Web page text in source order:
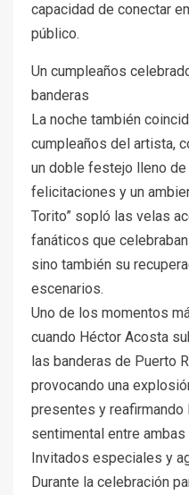
capacidad de conectar
público.
Un cumpleaños
banderas
La noche también
cumpleaños del artista,
un doble festejo lleno
felicitaciones y un
Torito” sopló las velas
fanáticos que
sino también su
escenarios.
Uno de los momentos
cuando Héctor Acosta
las banderas de Puerto
provocando una
presentes y reafirmando
sentimental entre ambas
Invitados especiales y
Durante la celebración